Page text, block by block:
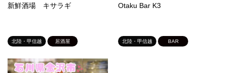
新鮮酒場 キサラギ
北陸・甲信越 居酒屋
Otaku Bar K3
北陸・甲信越 BAR